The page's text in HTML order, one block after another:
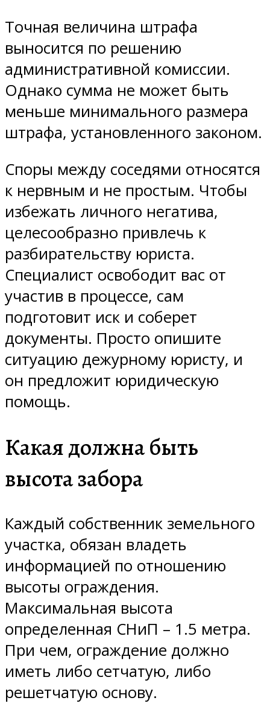
Точная величина штрафа
выносится по решению
административной комиссии.
Однако сумма не может быть
меньше минимального размера
штрафа, установленного законом.
Споры между соседями относятся
к нервным и не простым. Чтобы
избежать личного негатива,
целесообразно привлечь к
разбирательству юриста.
Специалист освободит вас от
участив в процессе, сам
подготовит иск и соберет
документы. Просто опишите
ситуацию дежурному юристу, и
он предложит юридическую
помощь.
Какая должна быть
высота забора
Каждый собственник земельного
участка, обязан владеть
информацией по отношению
высоты ограждения.
Максимальная высота
определенная СНиП – 1.5 метра.
При чем, ограждение должно
иметь либо сетчатую, либо
решетчатую основу.